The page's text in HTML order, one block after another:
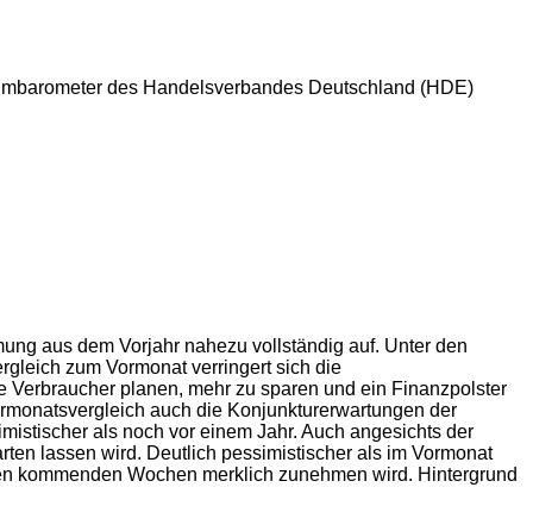
des Handelsverbandes Deutschland (HDE)
aus dem Vorjahr nahezu vollständig auf. Unter den
zum Vormonat verringert sich die
planen, mehr zu sparen und ein Finanzpolster
auch die Konjunkturerwartungen der
als noch vor einem Jahr. Auch angesichts der
lassen wird. Deutlich pessimistischer als im Vormonat
kommenden Wochen merklich zunehmen wird. Hintergrund